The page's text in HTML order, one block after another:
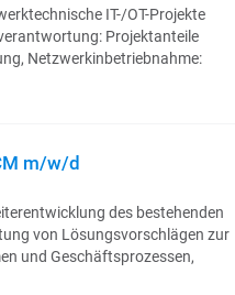
IT-/OT-Projekte
Projektanteile
Netzwerkinbetriebnahme:
m/w/d
des bestehenden
von Lösungsvorschlägen zur
und Geschäftsprozessen,